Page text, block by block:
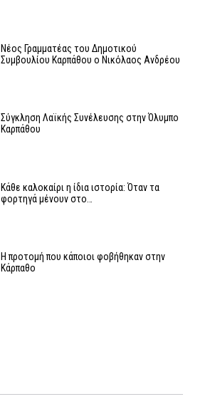
Νέος Γραμματέας του Δημοτικού
Συμβουλίου Καρπάθου ο Νικόλαος Ανδρέου
Σύγκληση Λαϊκής Συνέλευσης στην Όλυμπο
Καρπάθου
Κάθε καλοκαίρι η ίδια ιστορία: Όταν τα
φορτηγά μένουν στο…
Η προτομή που κάποιοι φοβήθηκαν στην
Κάρπαθο